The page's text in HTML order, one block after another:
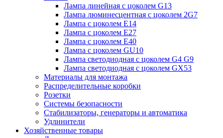
Лампа линейная с цоколем G13
Лампа люминесцентная с цоколем 2G7
Лампа с цоколем E14
Лампа с цоколем E27
Лампа с цоколем E40
Лампа с цоколем GU10
Лампа светодиодная с цоколем G4 G9
Лампа светодиодная с цоколем GX53
Материалы для монтажа
Распределительные коробки
Розетки
Системы безопасности
Стабилизаторы, генераторы и автоматика
Удлинители
Хозяйственные товары